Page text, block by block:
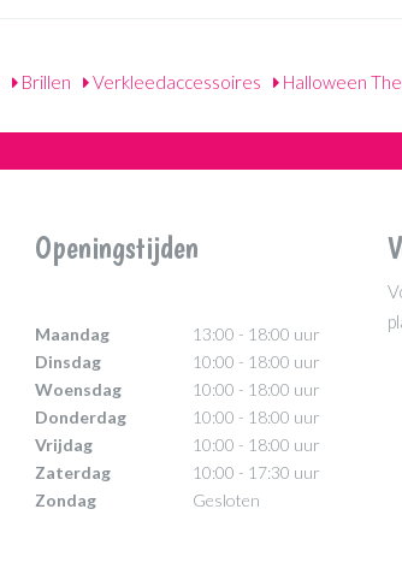
Brillen Verkleedaccessoires Halloween
Openingstijden
Maandag
13:00 - 18:00 uur
Dinsdag
10:00 - 18:00 uur
Woensdag
10:00 - 18:00 uur
Donderdag
10:00 - 18:00 uur
Vrijdag
10:00 - 18:00 uur
Zaterdag
10:00 - 17:30 uur
Zondag
Gesloten